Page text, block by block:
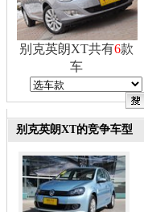
别克英朗XT共有6款
车
别克英朗XT的竞争车型